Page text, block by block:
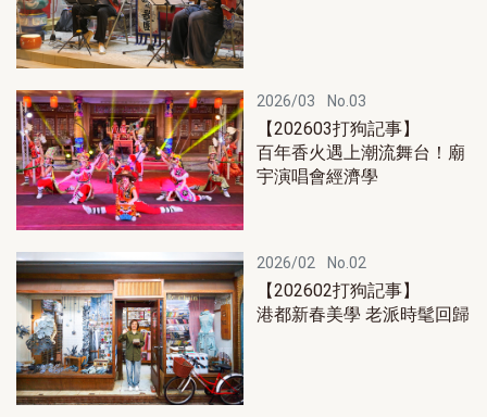
2026/03 No.03
【202603打狗記事】
百年香火遇上潮流舞台！廟
宇演唱會經濟學
2026/02 No.02
【202602打狗記事】
港都新春美學 老派時髦回歸